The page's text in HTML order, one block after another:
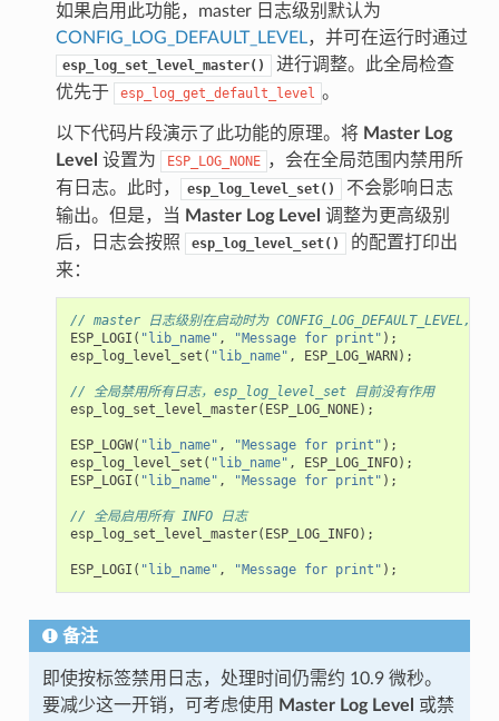
如果启用此功能，master 日志级别默认为
CONFIG_LOG_DEFAULT_LEVEL，并可在运行时通过
esp_log_set_level_master()
进行调整。此全局检查
优先于
esp_log_get_default_level 。
以下代码片段演示了此功能的原理。将 Master Log
Level 设置为 ESP_LOG_NONE ，会在全局范围内禁用所
有日志。此时，
esp_log_level_set()
不会影响日志
输出。但是，当 Master Log Level 调整为更高级别
后，日志会按照
esp_log_level_set()
的配置打印出
来：
// master 日志级别在启动时为 CONFIG_LOG_DEFAULT_LEVEL, 且
ESP_LOGI ( "lib_name" , "Message for print" );
esp_log_level_set ( "lib_name" , ESP_LOG_WARN);
// 全局禁用所有日志，esp_log_level_set 目前没有作用
esp_log_set_level_master( ESP_LOG_NONE);
ESP_LOGW( "lib_name" , "Message for print" );
esp_log_level_set ( "lib_name" , ESP_LOG_INFO);
ESP_LOGI ( "lib_name" , "Message for print" );
// 全局启用所有 INFO 日志
esp_log_set_level_master( ESP_LOG_INFO);
ESP_LOGI ( "lib_name" , "Message for print" );
备注
即使按标签禁用日志，处理时间仍需约 10.9 微秒。
要减少这一开销，可考虑使用
Master Log Level
或禁